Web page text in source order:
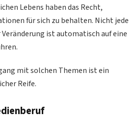
Lebens haben das Recht,
für sich zu behalten. Nicht jede
Veränderung ist automatisch auf eine
mit solchen Themen ist ein
Reife.